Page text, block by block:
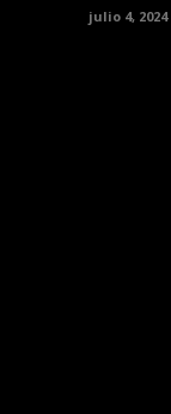
julio 4, 2024